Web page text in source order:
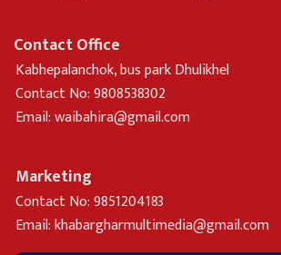
Contact Office
Kabhepalanchok, bus park Dhulikhel
Contact No: 9808538302
Email:waibahira@gmail.com
Marketing
Contact No: 9851204183
Email:khabargharmultimedia@gmail.com